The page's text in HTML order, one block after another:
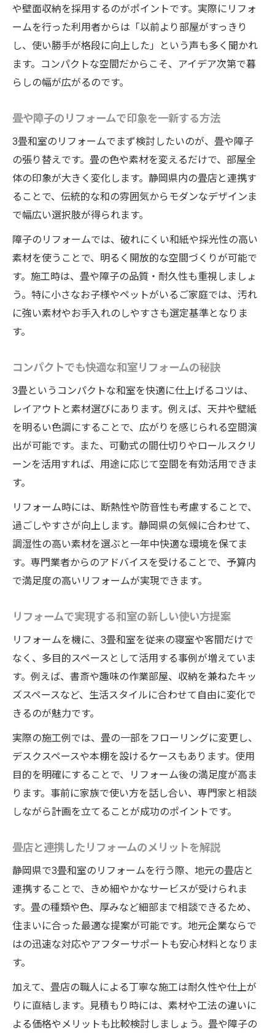
障子の張り替えが過ごしやすさに与える影
狭い和室リフォームなら知っておきたい選び方
準
畳店のホームページで比較するリフォーム
事例
リフォームで重視すべき素材やデザインの
選び方
障子・襖のリフォームで空間を広く見せる
工夫
リフォームで知っておきたい施工のポイン
ト
静岡県で人気の３畳和室リフォーム術を紹介
リフォームで好評な和室改装アイデアまと
介
障子張り替えが評価されるリフォームの理
由
ホームページで確認できる和室リフォーム
技
リフォーム初心者も安心の３畳和室改装ポイン
ト
初めての和室リフォームで押さえたい基本
リフォーム相談時に役立つ畳店情報の集め
障子や襖のリフォーム手順をわかりやすく
リフォームの流れと注意点を丁寧に確認す
る方法
ホームページから得られるリフォーム体験
談
暮らしが変わる３畳リフォームのアイデア集
リフォームで叶える多目的な和室空間づく
り
障子張り替えを活用した雰囲気アップ術
畳店との連携で広がるリフォームの選択肢
快適な和室リフォームを叶えるポイント
や壁面収納を採用するのがポイントです。実際にリフォ
ームを行った利用者からは「以前より部屋がすっきり
し、使い勝手が格段に向上した」という声も多く聞かれ
ます。コンパクトな空間だからこそ、アイデア次第で暮
らしの幅が広がるのです。
畳や障子のリフォームで印象を一新する方法
3畳和室のリフォームでまず検討したいのが、畳や障子
の張り替えです。畳の色や素材を変えるだけで、部屋全
体の印象が大きく変化します。静岡県内の畳店と連携す
ることで、伝統的な和の雰囲気からモダンなデザインま
で幅広い選択肢が得られます。
障子のリフォームでは、破れにくい和紙や採光性の高い
素材を使うことで、明るく開放的な空間づくりが可能で
す。施工時は、畳や障子の品質・耐久性も重視しましょ
う。特に小さなお子様やペットがいるご家庭では、汚れ
に強い素材やお手入れのしやすさも選定基準となりま
す。
コンパクトでも快適な和室リフォームの秘訣
3畳というコンパクトな和室を快適に仕上げるコツは、
レイアウトと素材選びにあります。例えば、天井や壁紙
を明るい色調にすることで、広がりを感じられる空間演
出が可能です。また、可動式の間仕切りやロールスクリ
ーンを活用すれば、用途に応じて空間を有効活用できま
す。
リフォーム時には、断熱性や防音性も考慮することで、
過ごしやすさが向上します。静岡県の気候に合わせて、
調湿性の高い素材を選ぶと一年中快適な環境を保てま
す。専門業者からのアドバイスを受けることで、予算内
で満足度の高いリフォームが実現できます。
リフォームで実現する和室の新しい使い方提案
リフォームを機に、3畳和室を従来の寝室や客間だけで
なく、多目的スペースとして活用する事例が増えていま
す。例えば、書斎や趣味の作業部屋、収納を兼ねたキッ
ズスペースなど、生活スタイルに合わせて自由に変化で
きるのが魅力です。
実際の施工例では、畳の一部をフローリングに変更し、
デスクスペースや本棚を設けるケースもあります。使用
目的を明確にすることで、リフォーム後の満足度が高ま
ります。事前に家族で使い方を話し合い、専門家と相談
しながら計画を立てることが成功のポイントです。
畳店と連携したリフォームのメリットを解説
静岡県で3畳和室のリフォームを行う際、地元の畳店と
連携することで、きめ細やかなサービスが受けられま
す。畳の種類や色、厚みなど細部まで相談できるため、
住まいに合った最適な提案が可能です。地元企業ならで
はの迅速な対応やアフターサポートも安心材料となりま
す。
加えて、畳店の職人による丁寧な施工は耐久性や仕上が
りに直結します。見積もり時には、素材や工法の違いに
よる価格やメリットも比較検討しましょう。畳や障子の